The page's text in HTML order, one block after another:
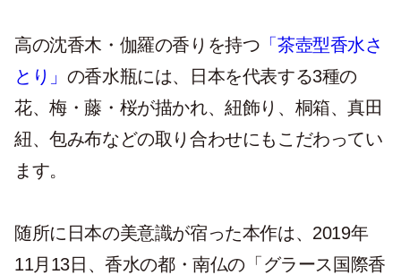
高の沈香木・伽羅の香りを持つ 「茶壺型香水さ
とり」 の香水瓶には、日本を代表する3種の
花、梅・藤・桜が描かれ、紐飾り、桐箱、真田
紐、包み布などの取り合わせにもこだわってい
ます。
随所に日本の美意識が宿った本作は、2019年
11月13日、香水の都・南仏の「グラース国際香